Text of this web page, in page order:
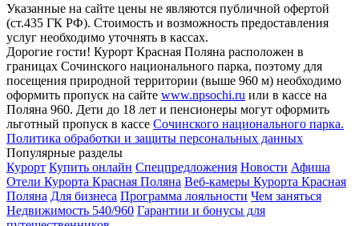
Указанные на сайте цены не являются публичной офертой
(ст.435 ГК РФ). Стоимость и возможность предоставления
услуг необходимо уточнять в кассах.
Дорогие гости! Курорт Красная Поляна расположен в
границах Сочинского национального парка, поэтому для
посещения природной территории (выше 960 м) необходимо
оформить пропуск на сайте www.npsochi.ru или в кассе на
Поляна 960. Дети до 18 лет и пенсионеры могут оформить
льготный пропуск в кассе Сочинского национального парка.
Политика обработки и защиты персональных данных
Популярные разделы
Курорт Купить онлайн Спецпредложения Новости Афиша
Отели Курорта Красная Поляна Веб-камеры Курорта Красная
Поляна Для бизнеса Программа лояльности Чем заняться
Недвижимость 540/960 Гарантии и бонусы для